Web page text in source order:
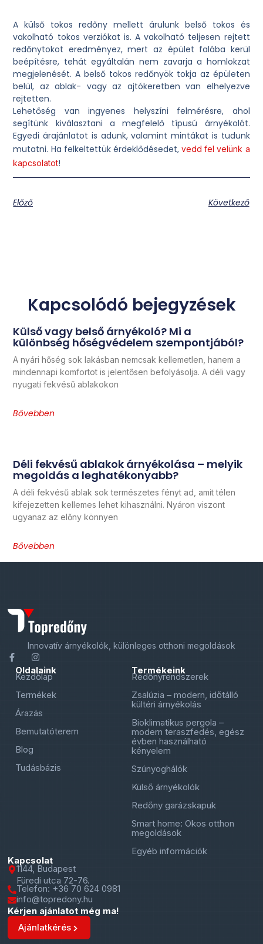
A külső tokos redőny mellett árulunk belső tokos és
vakolható tokos verziókat is. A vakolható teljesen rejtett
redőnytokot eredményez, mert az épület falába kerül
beépítésre, tehát egyáltalán nem zavarja a homlokzat
megjelenését. A belső tokos redőnyök tokja az épületen
belül, az ablak- vagy az ajtókeretben van elhelyezve
rejtetten.
Lehetőség van ingyenes helyszíni felmérésre, ahol
segítünk kiválasztani a megfelelő típusú árnyékolót.
Egyedi árajánlatot is adunk, valamint mintákat is tudunk
mutatni. Ha felkeltettük érdeklődésedet,vedd fel velünk a
kapcsolatot!
Előző Következő
Kapcsolódó bejegyzések
Külső vagy belső árnyékoló? Mi a
különbség hőségvédelem szempontjából?
A nyári hőség sok lakásban nemcsak kellemetlen, hanem a
mindennapi komfortot is jelentősen befolyásolja. A déli vagy
nyugati fekvésű ablakokon
Bővebben
Déli fekvésű ablakok árnyékolása – melyik
megoldás a leghatékonyabb?
A déli fekvésű ablak sok természetes fényt ad, amit télen
kifejezetten kellemes lehet kihasználni. Nyáron viszont
ugyanaz az előny könnyen
Bővebben
Innovatív árnyékolók, különleges otthoni megoldások
Oldalaink
Kezdőlap
Termékek
Árazás
Bemutatóterem
Blog
Tudásbázis
Termékeink
Redőnyrendszerek
Zsalúzia – modern, időtálló
kültéri árnyékolás
Bioklimatikus pergola –
modern teraszfedés, egész
évben használható
kényelem
Szúnyoghálók
Külső árnyékolók
Redőny garázskapuk
Smart home: Okos otthon
megoldások
Egyéb információk
Kapcsolat
1144, Budapest
Füredi utca 72-76.
Telefon: +36 70 624 0981
info@topredony.hu
Kérjen ajánlatot még ma!
Ajánlatkérés